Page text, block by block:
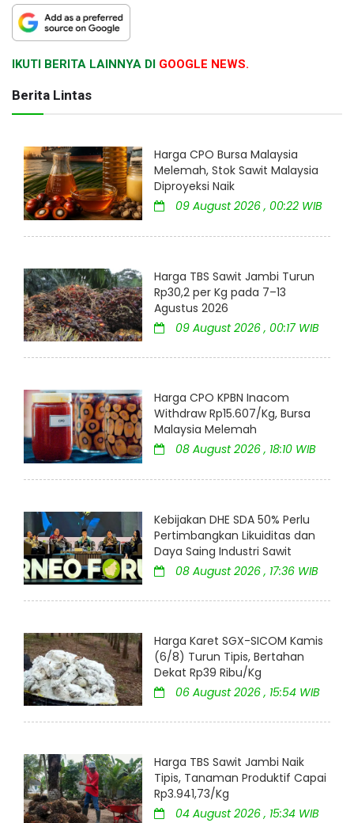
IKUTI BERITA LAINNYA DI GOOGLE NEWS.
Berita Lintas
Harga CPO Bursa Malaysia
Melemah, Stok Sawit Malaysia
Diproyeksi Naik
09 August 2026 , 00:22 WIB
Harga TBS Sawit Jambi Turun
Rp30,2 per Kg pada 7–13
Agustus 2026
09 August 2026 , 00:17 WIB
Harga CPO KPBN Inacom
Withdraw Rp15.607/Kg, Bursa
Malaysia Melemah
08 August 2026 , 18:10 WIB
Kebijakan DHE SDA 50% Perlu
Pertimbangkan Likuiditas dan
Daya Saing Industri Sawit
08 August 2026 , 17:36 WIB
Harga Karet SGX-SICOM Kamis
(6/8) Turun Tipis, Bertahan
Dekat Rp39 Ribu/Kg
06 August 2026 , 15:54 WIB
Harga TBS Sawit Jambi Naik
Tipis, Tanaman Produktif Capai
Rp3.941,73/Kg
04 August 2026 , 15:34 WIB